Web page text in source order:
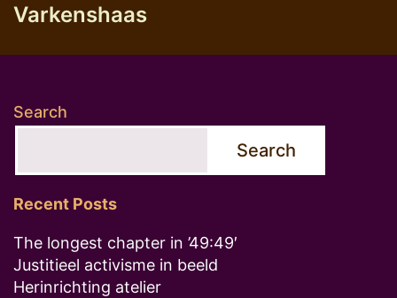
Varkenshaas
Search
Search
Recent Posts
The longest chapter in ’49:49′
Justitieel activisme in beeld
Herinrichting atelier